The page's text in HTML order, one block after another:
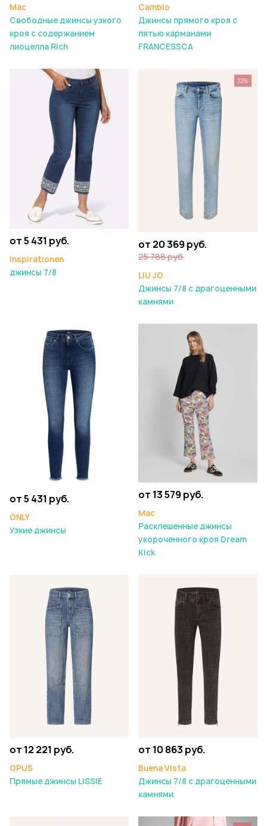
Mac
Свободные джинсы узкого
кроя с содержанием
лиоцелла Rich
Cambio
Джинсы прямого кроя с
пятью карманами
FRANCESSCA
от 5 431 руб.
Inspirationen
джинсы 7/8
от 20 369 руб.
25 788 руб.
LIU JO
Джинсы 7/8 с драгоценными
камнями
22%
от 5 431 руб.
ONLY
Узкие джинсы
от 13 579 руб.
Mac
Расклешенные джинсы
укороченного кроя Dream
Kick
от 12 221 руб.
OPUS
Прямые джинсы LISSIE
от 10 863 руб.
Buena Vista
Джинсы 7/8 с драгоценными
камнями